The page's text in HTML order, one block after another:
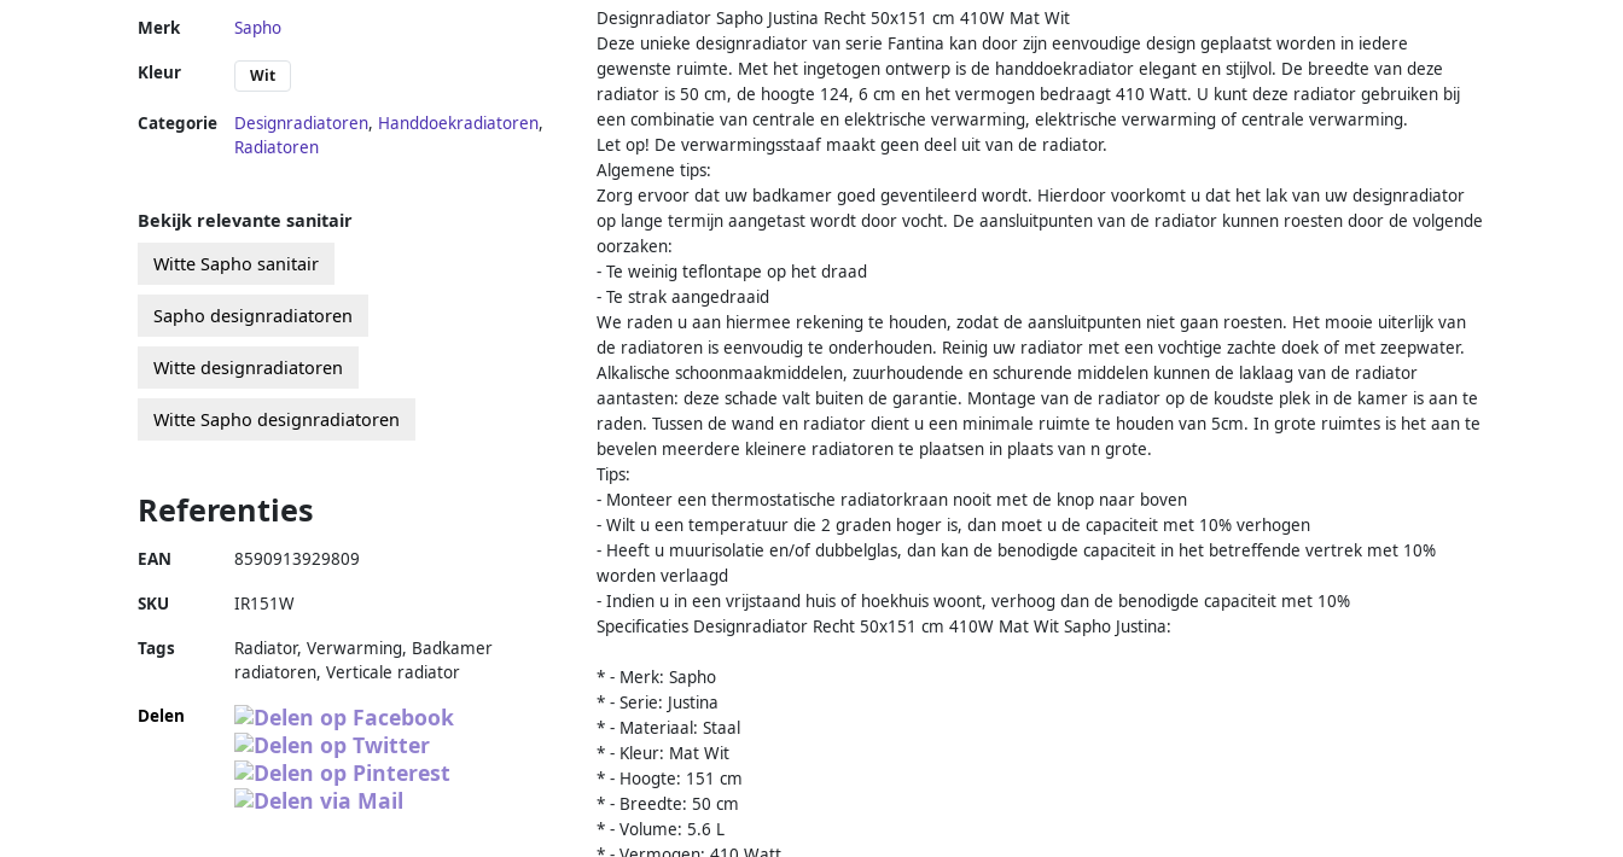
Merk Sapho
Kleur Wit
Categorie Designradiatoren, Handdoekradiatoren,
Radiatoren
Designradiator Sapho Justina Recht 50x151 cm 410W Mat Wit
Deze unieke designradiator van serie Fantina kan door zijn eenvoudige design geplaatst worden in iedere
gewenste ruimte. Met het ingetogen ontwerp is de handdoekradiator elegant en stijlvol. De breedte van deze
radiator is 50 cm, de hoogte 124, 6 cm en het vermogen bedraagt 410 Watt. U kunt deze radiator gebruiken bij
een combinatie van centrale en elektrische verwarming, elektrische verwarming of centrale verwarming.
Let op! De verwarmingsstaaf maakt geen deel uit van de radiator.
Algemene tips:
Zorg ervoor dat uw badkamer goed geventileerd wordt. Hierdoor voorkomt u dat het lak van uw designradiator
op lange termijn aangetast wordt door vocht. De aansluitpunten van de radiator kunnen roesten door de volgende
oorzaken:
- Te weinig teflontape op het draad
- Te strak aangedraaid
We raden u aan hiermee rekening te houden, zodat de aansluitpunten niet gaan roesten. Het mooie uiterlijk van
de radiatoren is eenvoudig te onderhouden. Reinig uw radiator met een vochtige zachte doek of met zeepwater.
Alkalische schoonmaakmiddelen, zuurhoudende en schurende middelen kunnen de laklaag van de radiator
aantasten: deze schade valt buiten de garantie. Montage van de radiator op de koudste plek in de kamer is aan te
raden. Tussen de wand en radiator dient u een minimale ruimte te houden van 5cm. In grote ruimtes is het aan te
bevelen meerdere kleinere radiatoren te plaatsen in plaats van n grote.
Tips:
- Monteer een thermostatische radiatorkraan nooit met de knop naar boven
- Wilt u een temperatuur die 2 graden hoger is, dan moet u de capaciteit met 10% verhogen
- Heeft u muurisolatie en/of dubbelglas, dan kan de benodigde capaciteit in het betreffende vertrek met 10%
worden verlaagd
- Indien u in een vrijstaand huis of hoekhuis woont, verhoog dan de benodigde capaciteit met 10%
Specificaties Designradiator Recht 50x151 cm 410W Mat Wit Sapho Justina:
* - Merk: Sapho
* - Serie: Justina
* - Materiaal: Staal
* - Kleur: Mat Wit
* - Hoogte: 151 cm
* - Breedte: 50 cm
* - Volume: 5.6 L
Bekijk relevante sanitair
Witte Sapho sanitair
Sapho designradiatoren
Witte designradiatoren
Witte Sapho designradiatoren
Referenties
EAN 8590913929809
SKU IR151W
Tags
Radiator, Verwarming, Badkamer
radiatoren, Verticale radiator
Delen